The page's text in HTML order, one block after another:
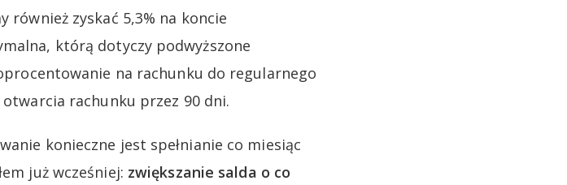
również zyskać 5,3% na koncie
którą dotyczy podwyższone
na rachunku do regularnego
rachunku przez 90 dni.
konieczne jest spełnianie co miesiąc
już wcześniej: zwiększanie salda o co